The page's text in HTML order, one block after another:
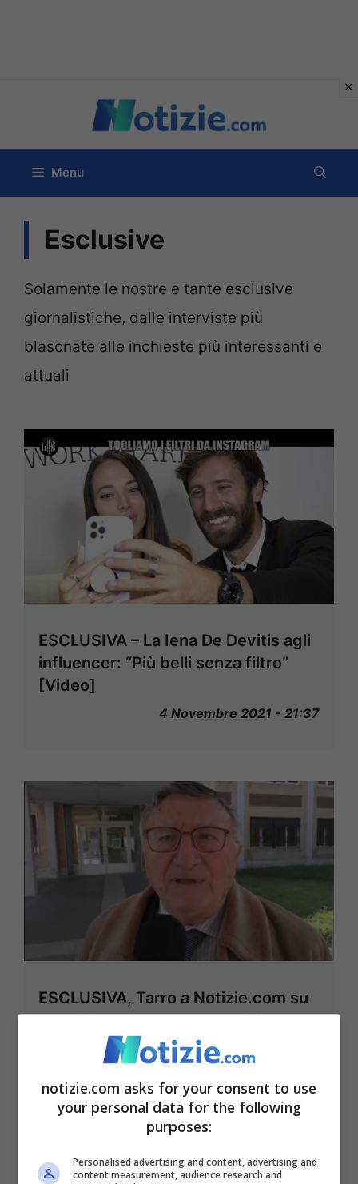
contenuto
Menu
Esclusive
Solamente le nostre e tante esclusive
giornalistiche, dalle interviste più
blasonate alle inchieste più interessanti e
attuali
ESCLUSIVA – La Iena De Devitis agli
influencer: “Più belli senza filtro”
[Video]
4 Novembre 2021 - 21:37
ESCLUSIVA, Tarro a Notizie.com su
vaccini e terza dose: “Medicina o
politica?”
notizie.com asks for your consent to use
your personal data for the following
purposes:
Personalised advertising and content, advertising and
content measurement, audience research and